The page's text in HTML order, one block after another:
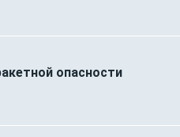
опасности